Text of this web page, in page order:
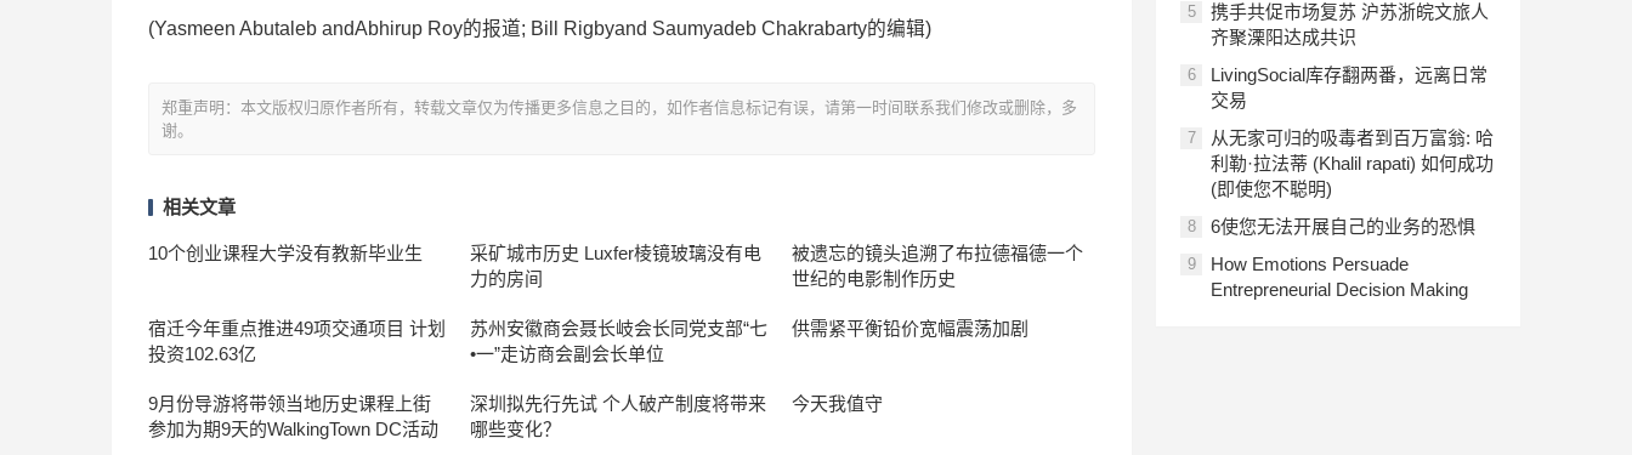
(Yasmeen Abutaleb andAbhirup Roy的报道; Bill Rigbyand Saumyadeb Chakrabarty的编辑)
郑重声明：本文版权归原作者所有，转载文章仅为传播更多信息之目的，如作者信息标记有误，请第一时间联系我们修改或删除，多
谢。
相关文章
10个创业课程大学没有教新毕业生
采矿城市历史 Luxfer棱镜玻璃没有电
力的房间
被遗忘的镜头追溯了布拉德福德一个
世纪的电影制作历史
宿迁今年重点推进49项交通项目 计划
投资102.63亿
苏州安徽商会聂长岐会长同党支部“七
•一”走访商会副会长单位
供需紧平衡铅价宽幅震荡加剧
9月份导游将带领当地历史课程上街
参加为期9天的WalkingTown DC活动
深圳拟先行先试 个人破产制度将带来
哪些变化？
今天我值守
5
携手共促市场复苏 沪苏浙皖文旅人
齐聚溧阳达成共识
6
LivingSocial库存翻两番，远离日常
交易
7
从无家可归的吸毒者到百万富翁: 哈
利勒·拉法蒂 (Khalil rapati) 如何成功
(即使您不聪明)
8 6使您无法开展自己的业务的恐惧
9
How Emotions Persuade
Entrepreneurial Decision Making